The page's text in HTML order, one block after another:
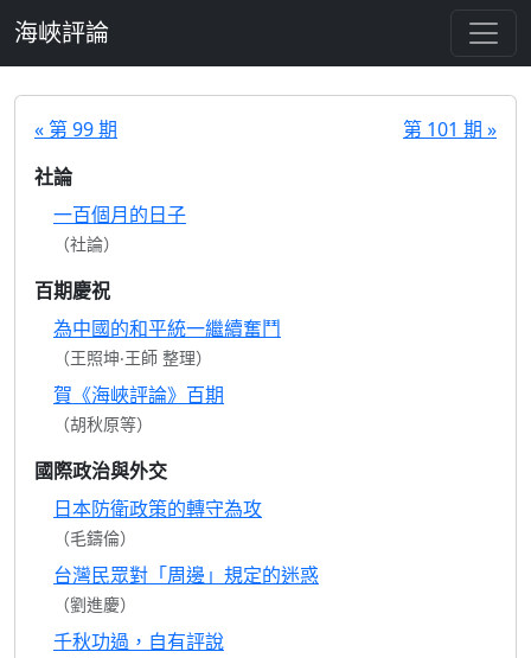
海峽評論
« 第 99 期
第 101 期 »
社論
一百個月的日子
（社論）
百期慶祝
為中國的和平統一繼續奮鬥
（王照坤‧王師 整理）
賀《海峽評論》百期
（胡秋原等）
國際政治與外交
日本防衛政策的轉守為攻
（毛鑄倫）
台灣民眾對「周邊」規定的迷惑
（劉進慶）
千秋功過，自有評說